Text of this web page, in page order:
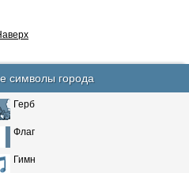
символы города
Герб
Флаг
Гимн